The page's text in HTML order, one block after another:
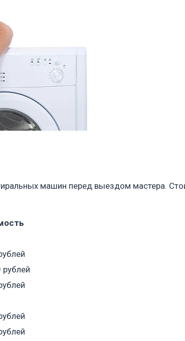
машин перед выездом мастера.
рублей